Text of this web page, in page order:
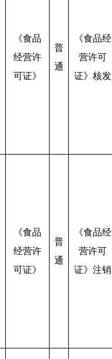
《食品
经营许
可证》
普
通
《食品经
营许可
证》核发
《食品
经营许
可证》
普
通
《食品经
营许可
证》注销